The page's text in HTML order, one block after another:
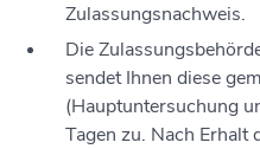
Zulassungsnachweis.
Die
sendet Ihnen diese
(Hauptuntersuchung
Tagen zu. Nach Erhalt